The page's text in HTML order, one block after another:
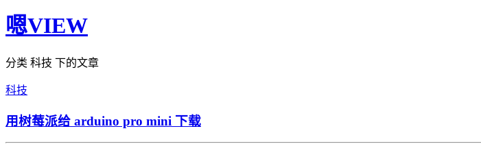
嗯VIEW
分类 科技 下的文章
科技
用树莓派给 arduino pro mini 下载